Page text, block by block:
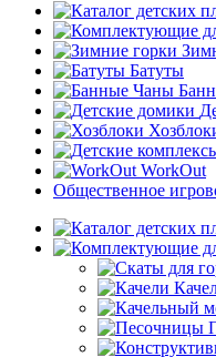
Батуты
WorkOut
Общественное